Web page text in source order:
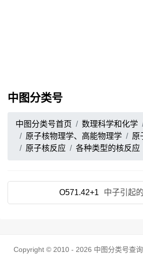
中图分类号
中图分类号首页 数理科学和化学
原子核物理学、高能物理学
原
原子核反应
各种类型的核反应
O571.42+1 中子引起
Copyright © 2010 - 2026 中图分类号查询